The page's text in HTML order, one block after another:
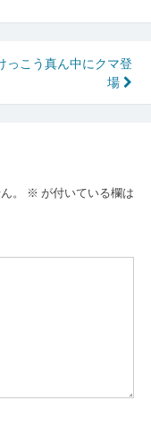
っこう真ん中にクマ登
場
。 ※ が付いている欄は